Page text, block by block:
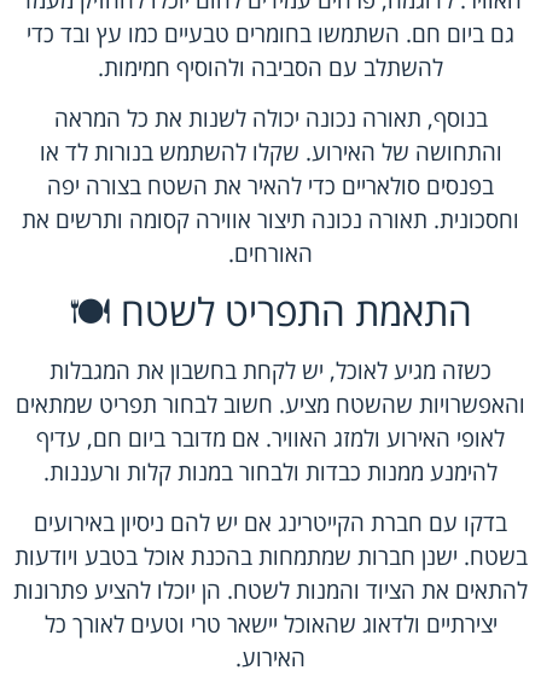
גם ביום חם. השתמשו בחומרים טבעיים כמו עץ ובד כדי
להשתלב עם הסביבה ולהוסיף חמימות.
בנוסף, תאורה נכונה יכולה לשנות את כל המראה
והתחושה של האירוע. שקלו להשתמש בנורות לד או
בפנסים סולאריים כדי להאיר את השטח בצורה יפה
וחסכונית. תאורה נכונה תיצור אווירה קסומה ותרשים את
האורחים.
התאמת התפריט לשטח 🍽️
כשזה מגיע לאוכל, יש לקחת בחשבון את המגבלות
והאפשרויות שהשטח מציע. חשוב לבחור תפריט שמתאים
לאופי האירוע ולמזג האוויר. אם מדובר ביום חם, עדיף
להימנע ממנות כבדות ולבחור במנות קלות ורעננות.
בדקו עם חברת הקייטרינג אם יש להם ניסיון באירועים
בשטח. ישנן חברות שמתמחות בהכנת אוכל בטבע ויודעות
להתאים את הציוד והמנות לשטח. הן יוכלו להציע פתרונות
יצירתיים ולדאוג שהאוכל יישאר טרי וטעים לאורך כל
האירוע.